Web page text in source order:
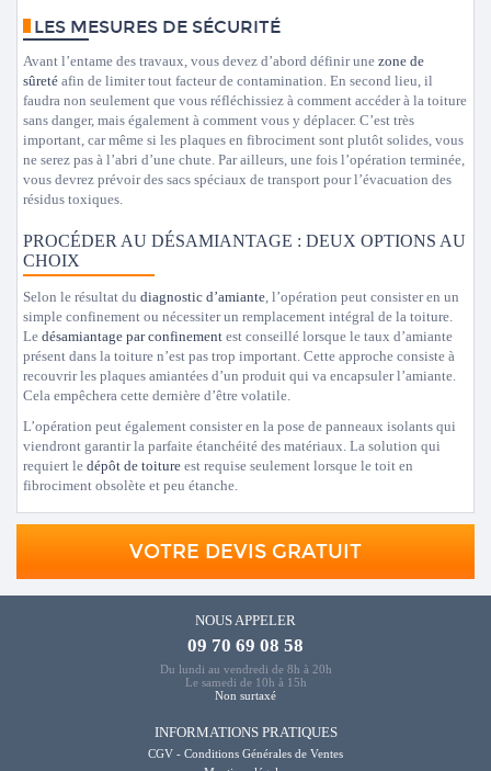
LES MESURES DE SÉCURITÉ
Avant l’entame des travaux, vous devez d’abord définir une zone de
sûreté afin de limiter tout facteur de contamination. En second lieu, il
faudra non seulement que vous réfléchissiez à comment accéder à la toiture
sans danger, mais également à comment vous y déplacer. C’est très
important, car même si les plaques en fibrociment sont plutôt solides, vous
ne serez pas à l’abri d’une chute. Par ailleurs, une fois l’opération terminée,
vous devrez prévoir des sacs spéciaux de transport pour l’évacuation des
résidus toxiques.
PROCÉDER AU DÉSAMIANTAGE : DEUX OPTIONS AU
CHOIX
Selon le résultat du diagnostic d’amiante, l’opération peut consister en un
simple confinement ou nécessiter un remplacement intégral de la toiture.
Le désamiantage par confinement est conseillé lorsque le taux d’amiante
présent dans la toiture n’est pas trop important. Cette approche consiste à
recouvrir les plaques amiantées d’un produit qui va encapsuler l’amiante.
Cela empêchera cette dernière d’être volatile.
L’opération peut également consister en la pose de panneaux isolants qui
viendront garantir la parfaite étanchéité des matériaux. La solution qui
requiert le dépôt de toiture est requise seulement lorsque le toit en
fibrociment obsolète et peu étanche.
VOTRE DEVIS GRATUIT
NOUS APPELER
09 70 69 08 58
Du lundi au vendredi de 8h à 20h
Le samedi de 10h à 15h
Non surtaxé
INFORMATIONS PRATIQUES
CGV - Conditions Générales de Ventes